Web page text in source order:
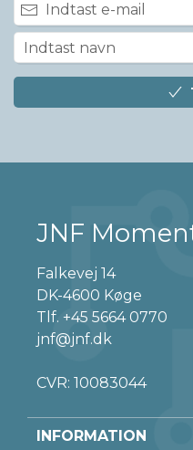
JNF
Falkevej 14
DK-4600 Køge
Tlf. +45 5664 0770
jnf@jnf.dk
CVR: 10083044
INFORMATION